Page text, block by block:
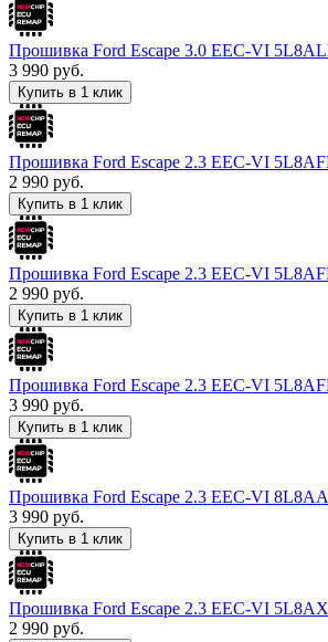
Прошивка Ford Escape 3.0 EEC-VI
3 990 руб.
Купить в 1 клик
Прошивка Ford Escape 2.3 EEC-VI
2 990 руб.
Купить в 1 клик
Прошивка Ford Escape 2.3 EEC-VI
2 990 руб.
Купить в 1 клик
Прошивка Ford Escape 2.3 EEC-VI
3 990 руб.
Купить в 1 клик
Прошивка Ford Escape 2.3 EEC-VI
3 990 руб.
Купить в 1 клик
Прошивка Ford Escape 2.3 EEC-VI
2 990 руб.